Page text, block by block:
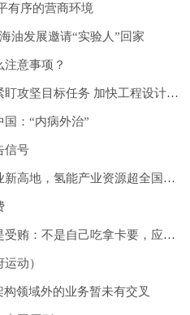
有序的营商环境
油发展邀请“实验人”回家
意事项？
亮丽集团西安电力设计院：紧盯攻坚目标任务 加快工程设计进度
：“内病外治”
信号
太原论坛｜山西打造氢能产业新高地，氢能产业资源超全国平均水平498.34%
落马局长曾觉得朋友送礼不是受贿：不是自己吃拿卡要，应该没有什么问题
动）
领域外的业务暂未有交叉